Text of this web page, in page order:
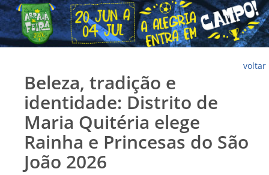
voltar
Beleza, tradição e
identidade: Distrito de
Maria Quitéria elege
Rainha e Princesas do São
João 2026